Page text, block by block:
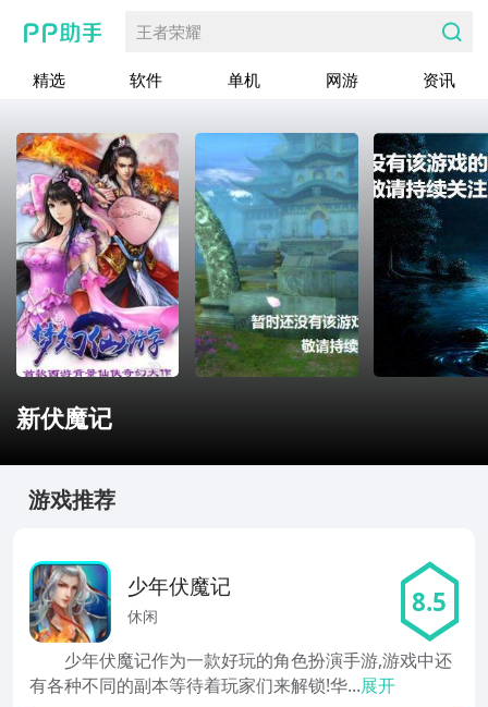
王者荣耀
精选 软件 单机 网游 资讯
新伏魔记
游戏推荐
少年伏魔记
休闲 8.5
少年伏魔记作为一款好玩的角色扮演手游,游戏中还
有各种不同的副本等待着玩家们来解锁!华...展开